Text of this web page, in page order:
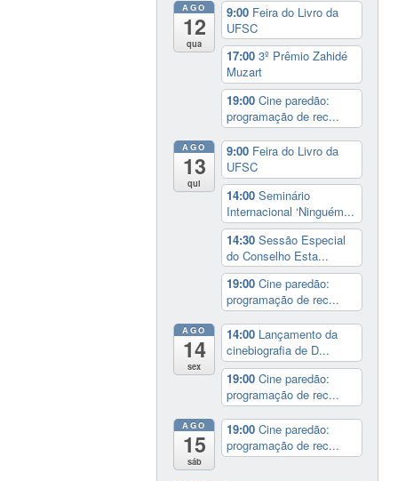
AGO
12
qua
9:00 Feira do Livro da
UFSC
17:003º Prêmio Zahidé
Muzart
19:00Cine paredão:
programação de rec...
AGO
13
qui
9:00 Feira do Livro da
UFSC
14:00Seminário
Internacional ‘Ninguém...
14:30Sessão Especial
do Conselho Esta...
19:00Cine paredão:
programação de rec...
AGO
14
sex
14:00 Lançamento da
cinebiografia de D...
19:00Cine paredão:
programação de rec...
AGO
15
sáb
19:00Cine paredão:
programação de rec...